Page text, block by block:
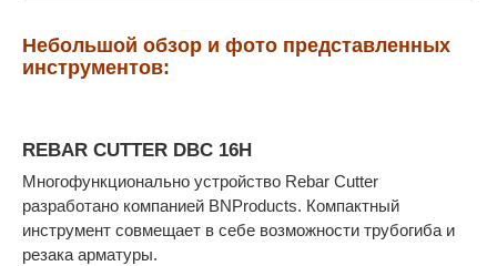
Небольшой обзор и фото представленных
инструментов:
REBAR CUTTER DBC 16H
Многофункционально устройство Rebar Cutter
разработано компанией BNProducts. Компактный
инструмент совмещает в себе возможности трубогиба и
резака арматуры.